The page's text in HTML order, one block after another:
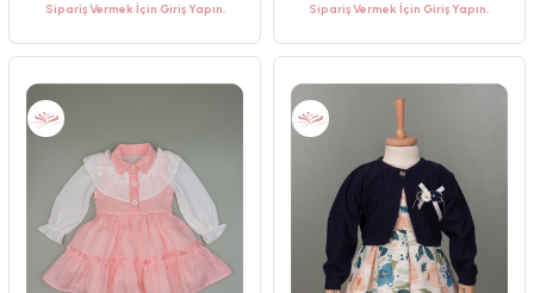
PAKET ADEDI
4 ADET
YAŞ GRUBU
2-3-4-5 YAŞ
Sipariş Vermek İçin Giriş Yapın.
PAKET ADEDI
4 ADET
YAŞ GRUBU
9-12-18-24 AY
Sipariş Vermek İçin Giriş Yapın.